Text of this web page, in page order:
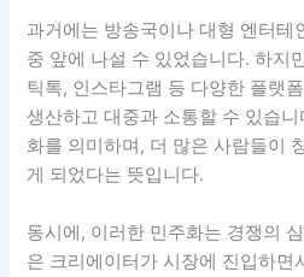
과거에는 방송국이나 대형 엔터테
중 앞에 나설 수 있었습니다. 하지
틱톡, 인스타그램 등 다양한 플랫
생산하고 대중과 소통할 수 있습
화를 의미하며, 더 많은 사람들이
게 되었다는 뜻입니다.
동시에, 이러한 민주화는 경쟁의
은 크리에이터가 시장에 진입하면